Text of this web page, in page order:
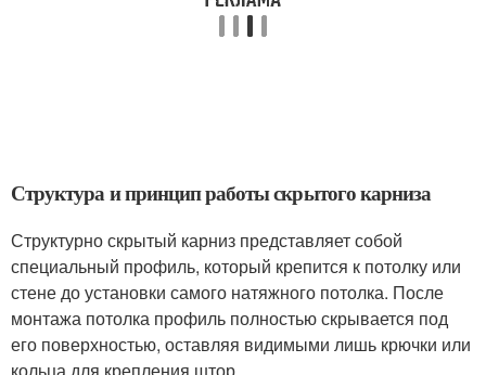
Структура и принцип работы скрытого карниза
Структурно скрытый карниз представляет собой
специальный профиль, который крепится к потолку или
стене до установки самого натяжного потолка. После
монтажа потолка профиль полностью скрывается под
его поверхностью, оставляя видимыми лишь крючки или